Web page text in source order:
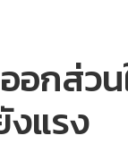
อกส่ว
งแรง